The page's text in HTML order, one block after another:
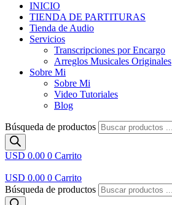
INICIO
TIENDA DE PARTITURAS
Tienda de Audio
Servicios
Transcripciones por Encargo
Arreglos Musicales Originales
Sobre Mi
Sobre Mi
Video Tutoriales
Blog
Búsqueda de productos
USD 0.00 0 Carrito
USD 0.00 0 Carrito
Búsqueda de productos